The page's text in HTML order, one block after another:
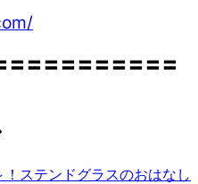
〓〓〓〓〓〓〓〓〓〓
ステンドグラスのおはなし